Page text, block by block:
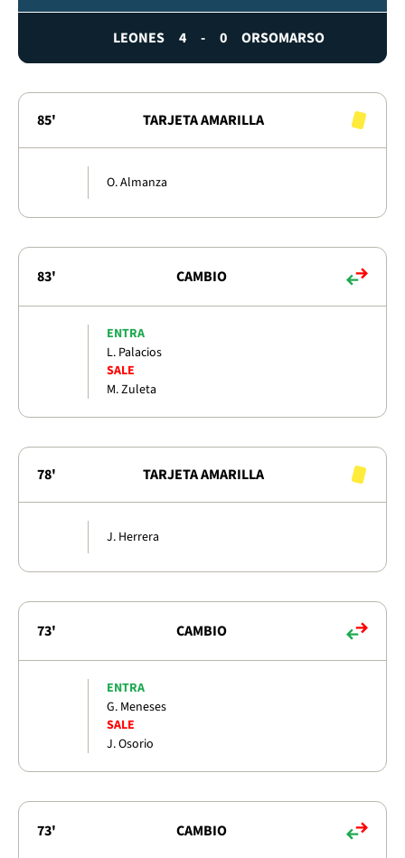
LEONES 4 - 0 ORSOMARSO
85' TARJETA AMARILLA
O. Almanza
83' CAMBIO
ENTRA
L. Palacios
SALE
M. Zuleta
78' TARJETA AMARILLA
J. Herrera
73' CAMBIO
ENTRA
G. Meneses
SALE
J. Osorio
73' CAMBIO